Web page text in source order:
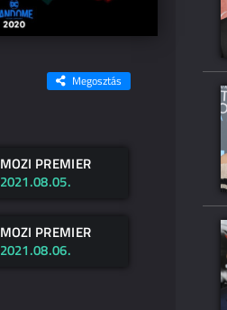
Megosztás
MOZI PREMIER
2021.08.05.
MOZI PREMIER
2021.08.06.